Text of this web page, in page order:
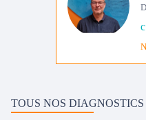
TOUS NOS